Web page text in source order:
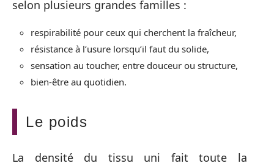
selon plusieurs grandes familles :
respirabilité pour ceux qui cherchent la fraîcheur,
résistance à l’usure lorsqu’il faut du solide,
sensation au toucher, entre douceur ou structure,
bien-être au quotidien.
Le poids
La densité du tissu uni fait toute la